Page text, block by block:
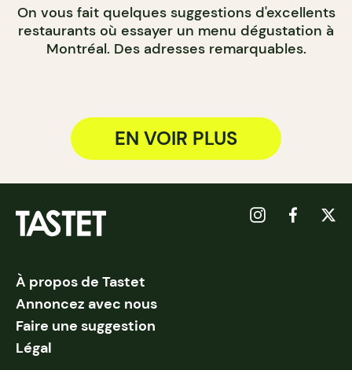
On vous fait quelques suggestions d'excellents
restaurants où essayer un menu dégustation à
Montréal. Des adresses remarquables.
EN VOIR PLUS
À propos de Tastet
Annoncez avec nous
Faire une suggestion
Légal